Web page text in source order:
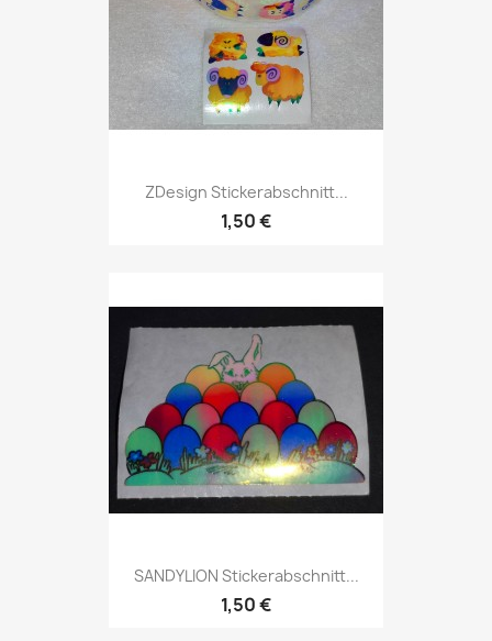
ZDesign Stickerabschnitt...
1,50 €
SANDYLION Stickerabschnitt...
1,50 €